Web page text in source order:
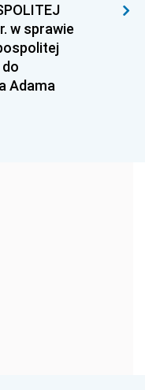
1994
1991
1985
w sprawie
Adama